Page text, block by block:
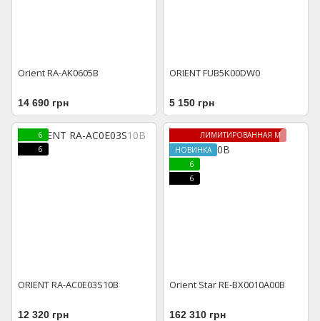
Orient RA-AK0605B
14 690 грн
ORIENT FUB5K00DW0
5 150 грн
6
6
ORIENT RA-AC0E03S10B
12 320 грн
ЛИМИТИРОВАННАЯ МОДЕЛЬ
НОВИНКА
6
6
Orient Star RE-BX0010A00B
162 310 грн